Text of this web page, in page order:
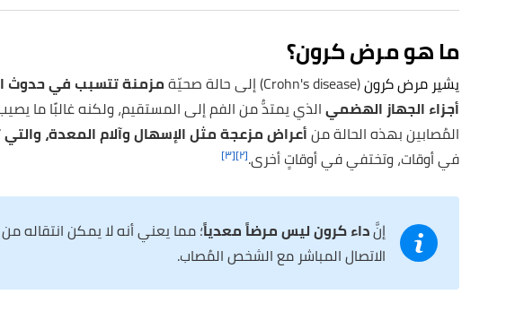
ما هو مرض كرون؟
يشير مرض كرون(Crohn's disease) إلى حالة صحيّة مزمنة تتسبب في حدوث
أجزاء الجهاز الهضميالذي يمتدُّ من الفم إلى المستقيم، ولكنه غالبًا ما
المُصابين بهذه الحالة منأعراض مزعجة مثل الإسهال وآلام المعدة،
في أوقات، وتختفي في أوقاتٍ أخرى.[٢] [٣]
إنَّداء كرون ليس مرضاً معدياً؛ مما يعني أنه لا يمكن
الاتصال المباشر مع الشخص المُصاب.